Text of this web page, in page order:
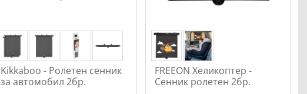
Kikkaboo - Ролетен сенник
за автомобил 2бр.
FREEON Хеликоптер -
Сенник ролетен 2бр.